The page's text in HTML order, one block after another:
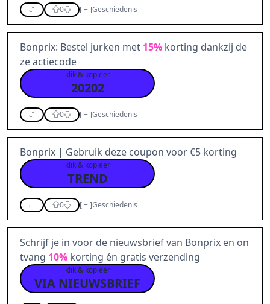
0 [+]Geschiedenis
Bonprix: Bestel jurken met 15% korting dankzij de
ze actiecode
klik & kopieer
20202
0 [+]Geschiedenis
Bonprix | Gebruik deze coupon voor €5 korting
klik & kopieer
TREND
0 [+]Geschiedenis
Schrijf je in voor de nieuwsbrief van Bonprix en on
tvang 10% korting én gratis verzending
klik & kopieer
VIA NIEUWSBRIEF